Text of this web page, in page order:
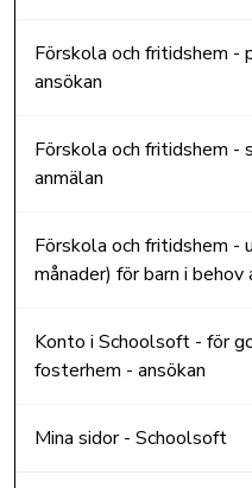
Förskola och fritidshem
ansökan
Förskola och fritidshem -
anmälan
Förskola och fritidshem -
månader) för barn i
Konto i Schoolsoft - för
fosterhem - ansökan
Mina sidor - Schoolsoft